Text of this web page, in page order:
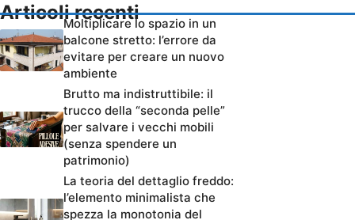
Articoli recenti
Moltiplicare lo spazio in un
balcone stretto: l’errore da
evitare per creare un nuovo
ambiente
Brutto ma indistruttibile: il
trucco della “seconda pelle”
per salvare i vecchi mobili
(senza spendere un
patrimonio)
La teoria del dettaglio freddo:
l’elemento minimalista che
spezza la monotonia del